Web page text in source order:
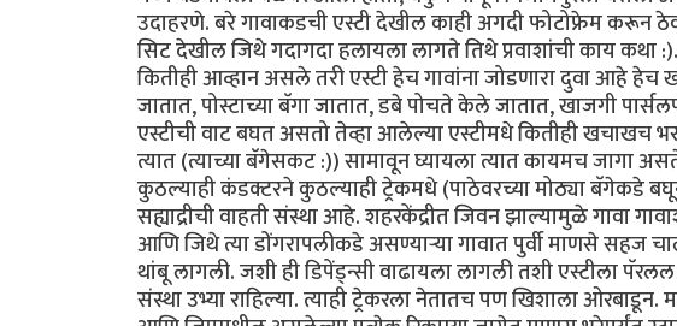
उदाहरणे. बरे गावाकडची एस्टी देखील काही अगदी फोटोफ्रेम करून
सिट देखील जिथे गदागदा हलायला लागते तिथे प्रवाशांची काय
कितीही आव्हान असले तरी एस्टी हेच गावांना जोडणारा दुवा आहे हेच
जातात, पोस्टाच्या बॅगा जातात, डबे पोचते केले जातात, खाजगी
एस्टीची वाट बघत असतो तेव्हा आलेल्या एस्टीमधे कितीही खचाखच
त्यात (त्याच्या बॅगेसकट :)) सामावून घ्यायला त्यात कायमच जागा
कुठल्याही कंडक्टरने कुठल्याही ट्रेकमधे (पाठेवरच्या मोठ्या बॅगेकडे
सह्याद्रीची वाहती संस्था आहे. शहरकेंद्रीत जिवन झाल्यामुळे गावा
आणि जिथे त्या डोंगरापलीकडे असण्यार्‍या गावात पुर्वी माणसे सहज
थांबू लागली. जशी ही डिपेंड्न्सी वाढायला लागली तशी एस्टीला
संस्था उभ्या राहिल्या. त्याही ट्रेकरला नेतातच पण खिशाला